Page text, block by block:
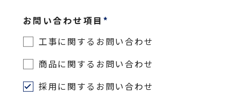
お問い合わせ項目 *
工事に関するお問い合わせ
商品に関するお問い合わせ
採用に関するお問い合わせ